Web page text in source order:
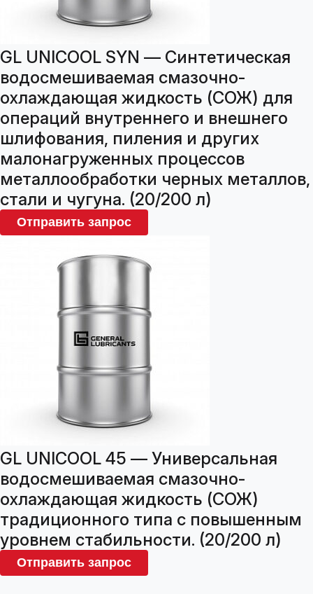
GL UNICOOL SYN — Синтетическая
водосмешиваемая смазочно-
охлаждающая жидкость (СОЖ) для
операций внутреннего и внешнего
шлифования, пиления и других
малонагруженных процессов
металлообработки черных металлов,
стали и чугуна. (20/200 л)
Отправить запрос
GL UNICOOL 45 — Универсальная
водосмешиваемая смазочно-
охлаждающая жидкость (СОЖ)
традиционного типа с повышенным
уровнем стабильности. (20/200 л)
Отправить запрос